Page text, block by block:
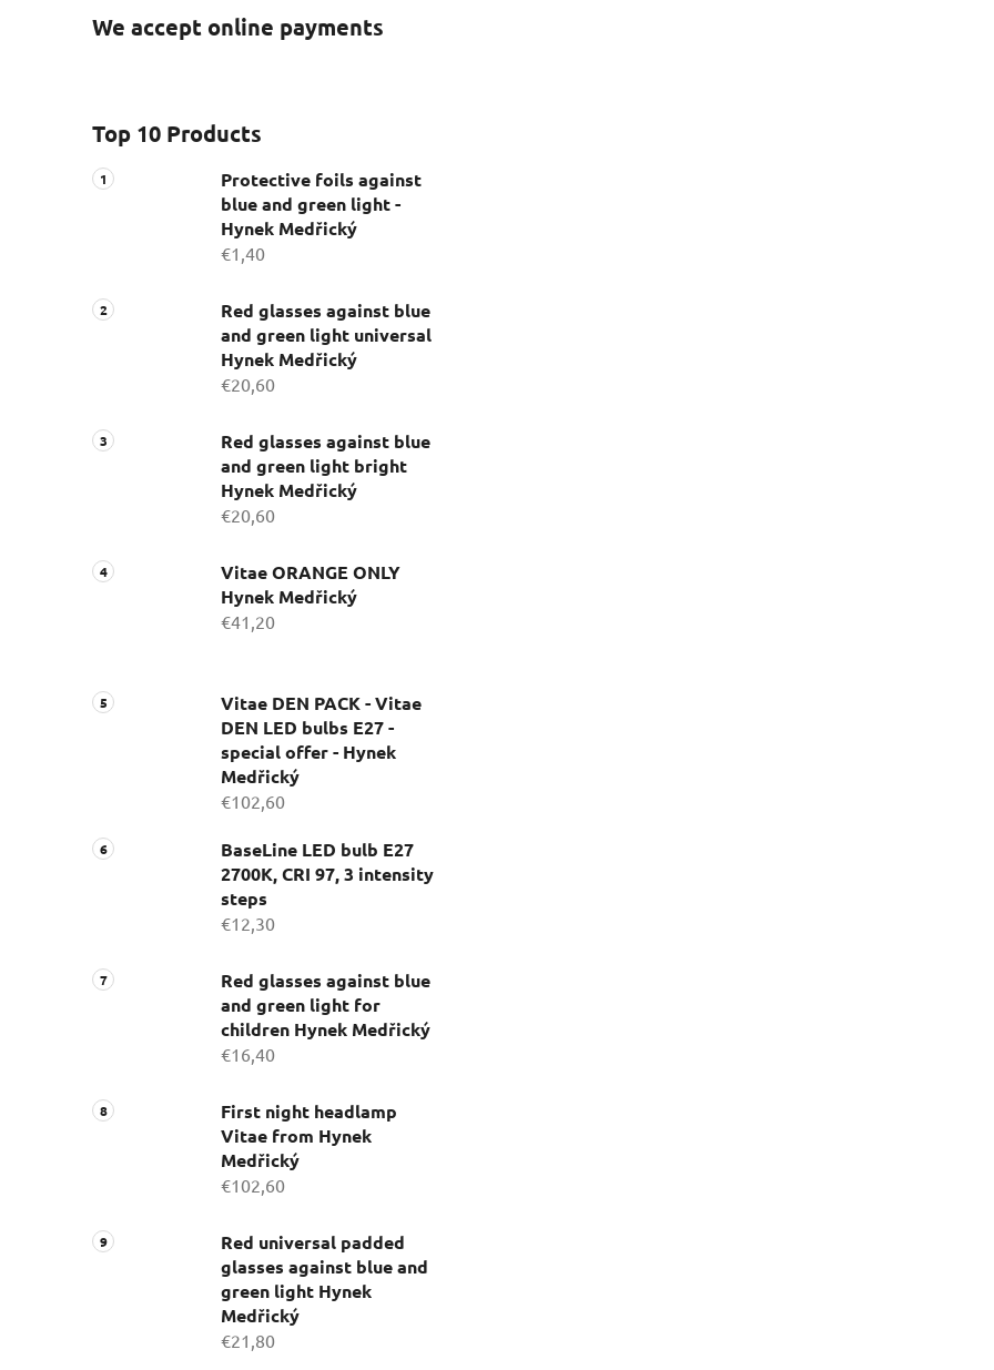
We accept online payments
Top 10 Products
Protective foils against
blue and green light -
Hynek Medřický
€1,40
Red glasses against blue
and green light universal
Hynek Medřický
€20,60
Red glasses against blue
and green light bright
Hynek Medřický
€20,60
Vitae ORANGE ONLY
Hynek Medřický
€41,20
Vitae DEN PACK - Vitae
DEN LED bulbs E27 -
special offer - Hynek
Medřický
€102,60
BaseLine LED bulb E27
2700K, CRI 97, 3 intensity
steps
€12,30
Red glasses against blue
and green light for
children Hynek Medřický
€16,40
First night headlamp
Vitae from Hynek
Medřický
€102,60
Red universal padded
glasses against blue and
green light Hynek
Medřický
€21,80